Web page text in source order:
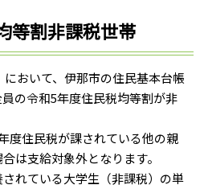
等割非課税世帯
おいて、伊那市の住民基本台帳
の令和5年度住民税均等割が非
度住民税が課されている他の親
は支給対象外となります。
れている大学生（非課税）の単